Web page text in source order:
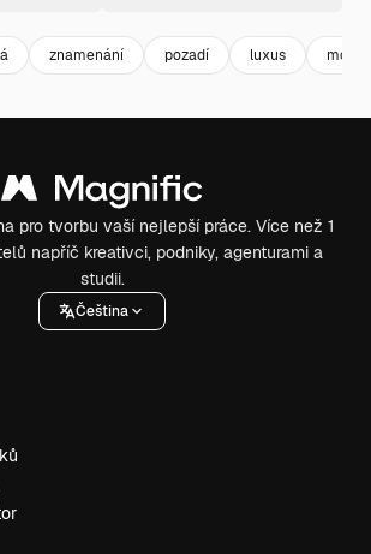
znamenání pozadí luxus
pro tvorbu vaší nejlepší práce. Více než 1
napříč kreativci, podniky, agenturami a
studii.
Čeština